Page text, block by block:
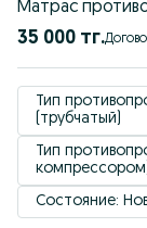
Матрас
35 000 тг.
Тип
(трубчатый)
Тип
Состояние: